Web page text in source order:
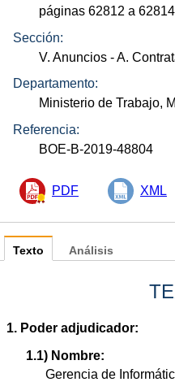
páginas 62812 a
Sección:
V. Anuncios - A.
Departamento:
Ministerio de Trabajo,
Referencia:
BOE-B-2019-48804
PDF XML
Texto
1. Poder adjudicador:
1.1) Nombre:
Gerencia de
Análisis